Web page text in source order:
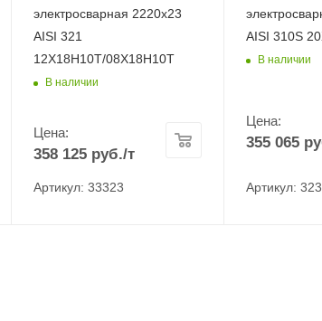
электросварная 2220х23
AISI 321
12Х18Н10Т/08Х18Н10Т
В наличии
Цена:
358 125руб./т
Артикул: 33323
AISI 310S
В наличии
Цена:
355 065
Артикул: